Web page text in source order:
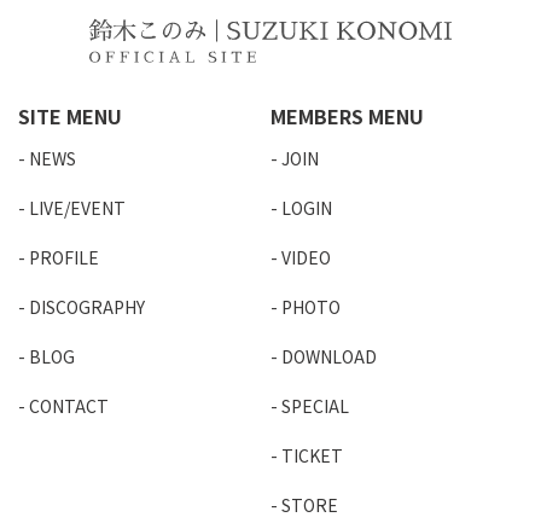
SITE MENU
NEWS
LIVE/EVENT
PROFILE
DISCOGRAPHY
BLOG
CONTACT
MEMBERS MENU
JOIN
LOGIN
VIDEO
PHOTO
DOWNLOAD
SPECIAL
TICKET
STORE